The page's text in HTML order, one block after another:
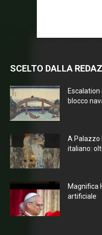
SCELTO DALLA
Escalation
blocco
A Palazzo
italiano:
Magnifica
artificiale